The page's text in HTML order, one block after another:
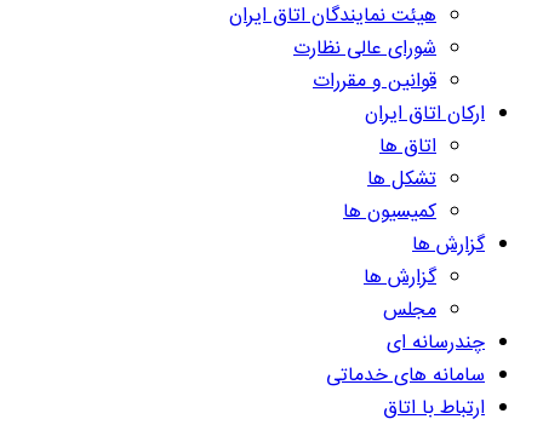
هیئت نمایندگان اتاق ایران
شورای عالی نظارت
قوانین و مقررات
ارکان اتاق ایران
اتاق ها
تشکل ها
کمیسیون ها
گزارش ها
گزارش ها
مجلس
چندرسانه ای
سامانه های خدماتی
ارتباط با اتاق